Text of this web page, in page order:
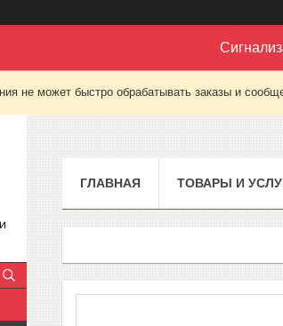
не может быстро обрабатывать заказы и
ГЛАВНАЯ ТОВАРЫ И